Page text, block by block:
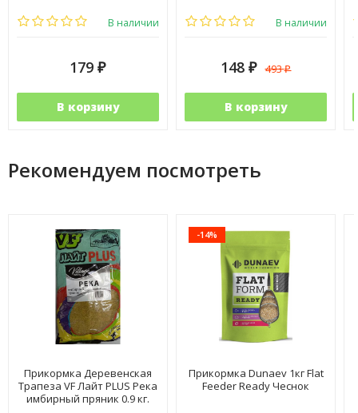
В наличии
179 ₽
В корзину
В наличии
148 ₽ 493₽
В корзину
Рекомендуем посмотреть
Прикормка Деревенская
Трапеза VF Лайт PLUS Река
имбирный пряник 0.9 кг.
-14%
Прикормка Dunaev 1кг Flat
Feeder Ready Чеснок